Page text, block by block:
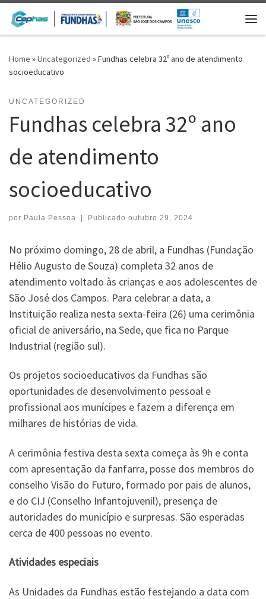
Skip to content
Home »Uncategorized »Fundhas celebra 32º ano de atendimento
socioeducativo
UNCATEGORIZED
Fundhas celebra 32º ano
de atendimento
socioeducativo
por Paula Pessoa | Publicado outubro 29, 2024
No próximo domingo, 28 de abril, a Fundhas (Fundação
Hélio Augusto de Souza) completa 32 anos de
atendimento voltado às crianças e aos adolescentes de
São José dos Campos. Para celebrar a data, a
Instituição realiza nesta sexta-feira (26) uma cerimônia
oficial de aniversário, na Sede, que fica no Parque
Industrial (região sul).
Os projetos socioeducativos da Fundhas são
oportunidades de desenvolvimento pessoal e
profissional aos munícipes e fazem a diferença em
milhares de histórias de vida.
A cerimônia festiva desta sexta começa às 9h e conta
com apresentação da fanfarra, posse dos membros do
conselho Visão do Futuro, formado por pais de alunos,
e do CIJ (Conselho Infantojuvenil), presença de
autoridades do município e surpresas. São esperadas
cerca de 400 pessoas no evento.
Atividades especiais
As Unidades da Fundhas estão festejando a data com